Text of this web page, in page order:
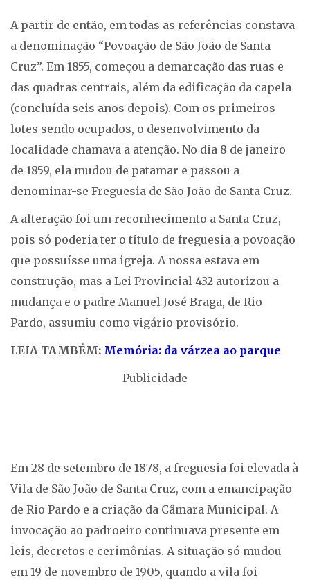
A partir de então, em todas as referências constava
a denominação “Povoação de São João de Santa
Cruz”. Em 1855, começou a demarcação das ruas e
das quadras centrais, além da edificação da capela
(concluída seis anos depois). Com os primeiros
lotes sendo ocupados, o desenvolvimento da
localidade chamava a atenção. No dia 8 de janeiro
de 1859, ela mudou de patamar e passou a
denominar-se Freguesia de São João de Santa Cruz.
A alteração foi um reconhecimento a Santa Cruz,
pois só poderia ter o título de freguesia a povoação
que possuísse uma igreja. A nossa estava em
construção, mas a Lei Provincial 432 autorizou a
mudança e o padre Manuel José Braga, de Rio
Pardo, assumiu como vigário provisório.
LEIA TAMBÉM: Memória: da várzea ao parque
Publicidade
Em 28 de setembro de 1878, a freguesia foi elevada à
Vila de São João de Santa Cruz, com a emancipação
de Rio Pardo e a criação da Câmara Municipal. A
invocação ao padroeiro continuava presente em
leis, decretos e cerimônias. A situação só mudou
em 19 de novembro de 1905, quando a vila foi